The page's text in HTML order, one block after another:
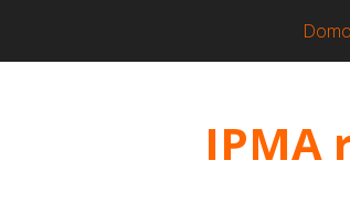
IPMA